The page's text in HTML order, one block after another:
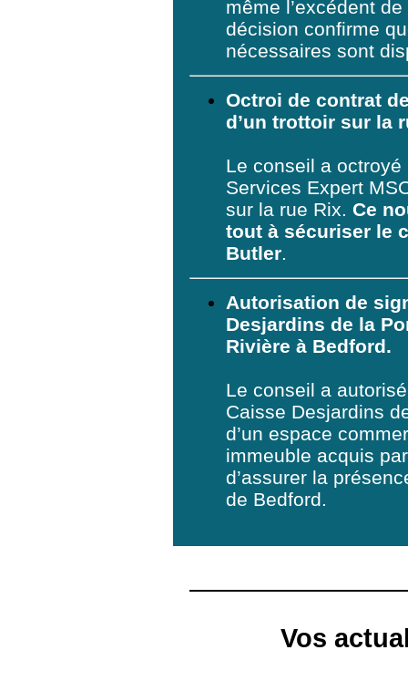
même l’excédent
décision confirme
nécessaires sont
Octroi de contrat
d’un trottoir sur la
Le conseil a
Services Expert
sur la rue Rix. Ce
tout à sécuriser le
Butler.
Autorisation de
Desjardins de la
Rivière à Bedford.
Le conseil a
Caisse Desjardins
d’un espace
immeuble acquis
d’assurer la
de Bedford.
Vos